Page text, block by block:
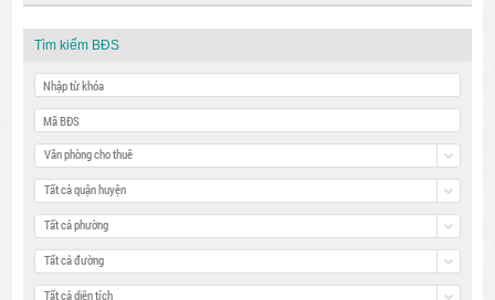
Tìm kiếm BĐS
Văn phòng cho thuê
Tất cả quận huyện
Tất cả phường
Tất cả đường
Tất cả diện tích